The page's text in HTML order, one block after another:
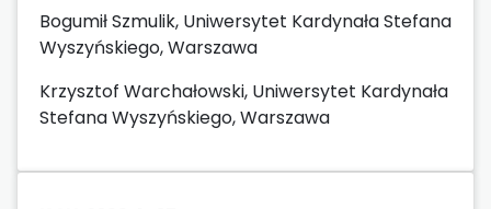
Bogumił Szmulik, Uniwersytet Kardynała Stefana
Wyszyńskiego, Warszawa
Krzysztof Warchałowski, Uniwersytet Kardynała
Stefana Wyszyńskiego, Warszawa